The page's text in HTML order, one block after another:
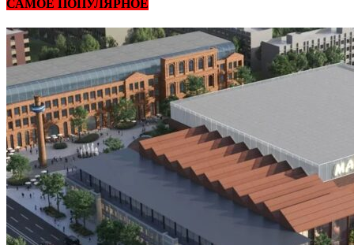
САМОЕ ПОПУЛЯРНОЕ